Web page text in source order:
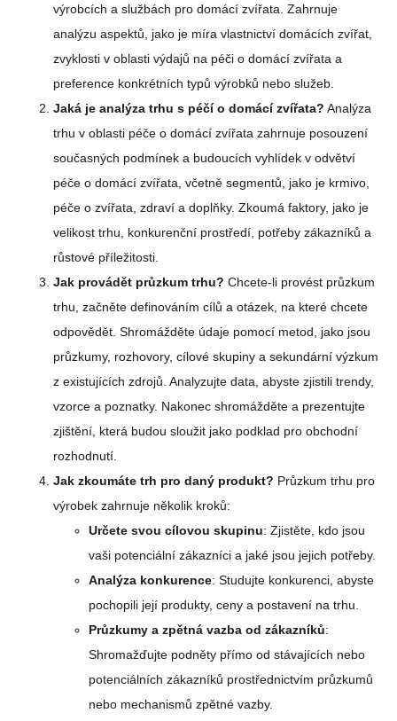
výrobcích a službách pro domácí zvířata. Zahrnuje
analýzu aspektů, jako je míra vlastnictví domácích zvířat,
zvyklosti v oblasti výdajů na péči o domácí zvířata a
preference konkrétních typů výrobků nebo služeb.
Jaká je analýza trhu s péčí o domácí zvířata? Analýza
trhu v oblasti péče o domácí zvířata zahrnuje posouzení
současných podmínek a budoucích vyhlídek v odvětví
péče o domácí zvířata, včetně segmentů, jako je krmivo,
péče o zvířata, zdraví a doplňky. Zkoumá faktory, jako je
velikost trhu, konkurenční prostředí, potřeby zákazníků a
růstové příležitosti.
Jak provádět průzkum trhu? Chcete-li provést průzkum
trhu, začněte definováním cílů a otázek, na které chcete
odpovědět. Shromážděte údaje pomocí metod, jako jsou
průzkumy, rozhovory, cílové skupiny a sekundární výzkum
z existujících zdrojů. Analyzujte data, abyste zjistili trendy,
vzorce a poznatky. Nakonec shromážděte a prezentujte
zjištění, která budou sloužit jako podklad pro obchodní
rozhodnutí.
Jak zkoumáte trh pro daný produkt? Průzkum trhu pro
výrobek zahrnuje několik kroků:
Určete svou cílovou skupinu: Zjistěte, kdo jsou
vaši potenciální zákazníci a jaké jsou jejich potřeby.
Analýza konkurence: Studujte konkurenci, abyste
pochopili její produkty, ceny a postavení na trhu.
Průzkumy a zpětná vazba od zákazníků:
Shromažďujte podněty přímo od stávajících nebo
potenciálních zákazníků prostřednictvím průzkumů
nebo mechanismů zpětné vazby.